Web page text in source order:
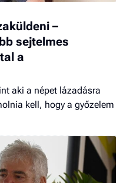
–
sejtelmes
a
aki a népet lázadásra
kell, hogy a győzelem